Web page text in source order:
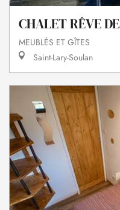
CHALET RÊVE
MEUBLÉS ET GÎTES
Saint-Lary-Soulan